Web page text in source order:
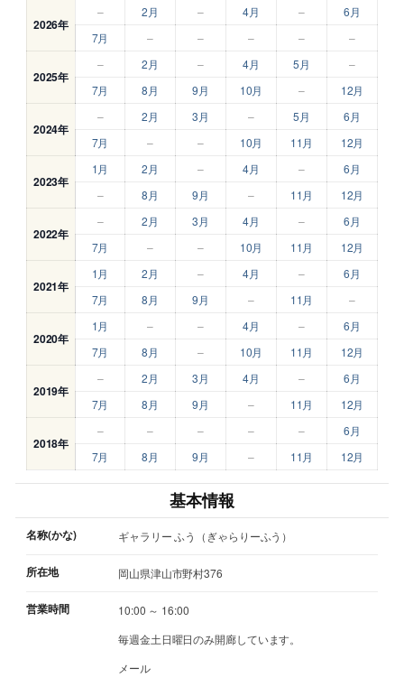
2026年
– 2月 – 4月 –
6月
7月
– – – – –
2025年
– 2月 – 4月 5月
–
7月
8月 9月 10月 – 12月
2024年
– 2月 3月 – 5月
6月
7月
– – 10月 11月 12月
2023年
1月 2月 – 4月 –
6月
–
8月 9月 – 11月 12月
2022年
– 2月 3月 4月 –
6月
7月
– – 10月 11月 12月
2021年
1月 2月 – 4月 –
6月
7月
8月 9月 – 11月 –
2020年
1月 – – 4月 –
6月
7月
8月 – 10月 11月 12月
2019年
– 2月 3月 4月 –
6月
7月
8月 9月 – 11月 12月
2018年
– – – – –
6月
7月
8月 9月 – 11月 12月
基本情報
名称(かな) ギャラリー ふう（ぎゃらりーふう）
所在地 岡山県津山市野村376
営業時間
10:00 ～ 16:00
毎週金土日曜日のみ開廊しています。
メール